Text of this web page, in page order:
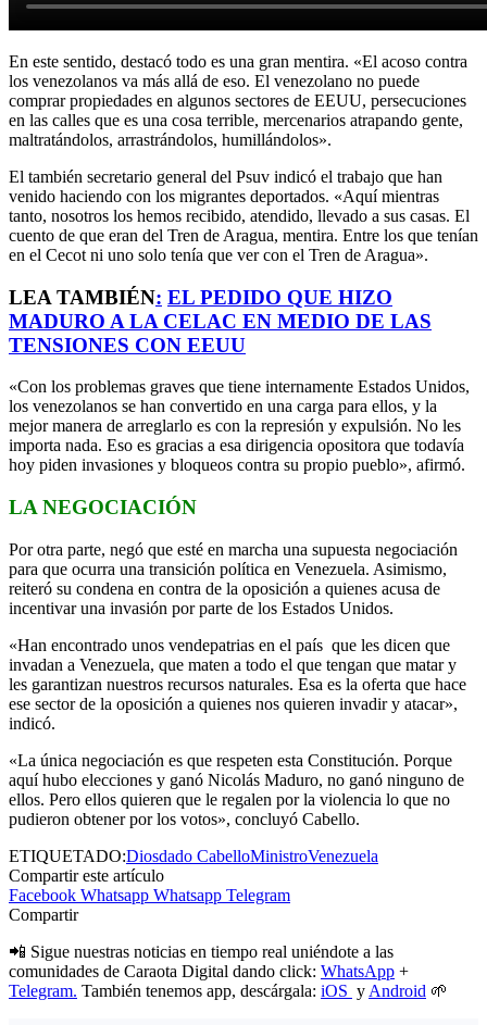
En este sentido, destacó todo es una gran mentira. «El acoso contra
los venezolanos va más allá de eso. El venezolano no puede
comprar propiedades en algunos sectores de EEUU, persecuciones
en las calles que es una cosa terrible, mercenarios atrapando gente,
maltratándolos, arrastrándolos, humillándolos».
El también secretario general del Psuv indicó el trabajo que han
venido haciendo con los migrantes deportados. «Aquí mientras
tanto, nosotros los hemos recibido, atendido, llevado a sus casas. El
cuento de que eran del Tren de Aragua, mentira. Entre los que tenían
en el Cecot ni uno solo tenía que ver con el Tren de Aragua».
LEA TAMBIÉN: EL PEDIDO QUE HIZO
MADURO A LA CELAC EN MEDIO DE LAS
TENSIONES CON EEUU
«Con los problemas graves que tiene internamente Estados Unidos,
los venezolanos se han convertido en una carga para ellos, y la
mejor manera de arreglarlo es con la represión y expulsión. No les
importa nada. Eso es gracias a esa dirigencia opositora que todavía
hoy piden invasiones y bloqueos contra su propio pueblo», afirmó.
LA NEGOCIACIÓN
Por otra parte, negó que esté en marcha una supuesta negociación
para que ocurra una transición política en Venezuela. Asimismo,
reiteró su condena en contra de la oposición a quienes acusa de
incentivar una invasión por parte de los Estados Unidos.
«Han encontrado unos vendepatrias en el país que les dicen que
invadan a Venezuela, que maten a todo el que tengan que matar y
les garantizan nuestros recursos naturales. Esa es la oferta que hace
ese sector de la oposición a quienes nos quieren invadir y atacar»,
indicó.
«La única negociación es que respeten esta Constitución. Porque
aquí hubo elecciones y ganó Nicolás Maduro, no ganó ninguno de
ellos. Pero ellos quieren que le regalen por la violencia lo que no
pudieron obtener por los votos», concluyó Cabello.
ETIQUETADO:Diosdado CabelloMinistroVenezuela
Compartir este artículo
Facebook Whatsapp Whatsapp Telegram
Compartir
📲 Sigue nuestras noticias en tiempo real uniéndote a las
comunidades de Caraota Digital dando click: WhatsApp +
Telegram. También tenemos app, descárgala: iOS y Android 🌱